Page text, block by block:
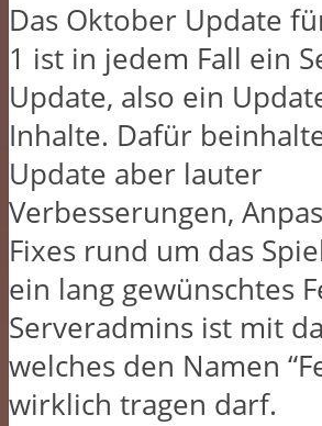
Das Oktober Update
1 ist in jedem Fall ein
Update, also ein
Inhalte. Dafür
Update aber lauter
Verbesserungen,
Fixes rund um das
ein lang gewünschtes
Serveradmins ist mit
welches den Namen
wirklich tragen darf.